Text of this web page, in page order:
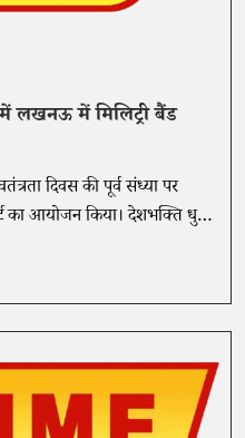
दिवस की पूर्व संध्या पर
का आयोजन किया। देशभक्ति धुनों